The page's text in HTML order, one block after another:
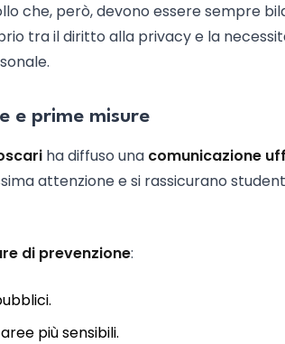
che, però, devono essere sempre
tra il diritto alla privacy e la
e prime misure
ha diffuso una comunicazione
attenzione e si rassicurano
di prevenzione:
più sensibili.